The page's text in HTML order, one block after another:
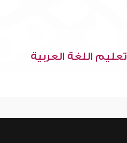
تعليم اللغة العربية